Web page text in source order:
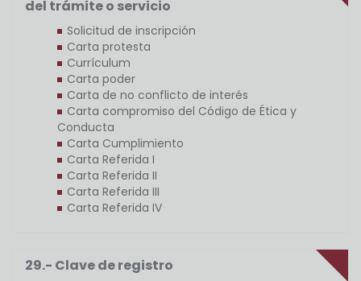
del trámite o servicio
Solicitud de inscripción
Carta protesta
Currículum
Carta poder
Carta de no conflicto de interés
Carta compromiso del Código de Ética y
Conducta
Carta Cumplimiento
Carta Referida I
Carta Referida II
Carta Referida III
Carta Referida IV
29.- Clave de registro